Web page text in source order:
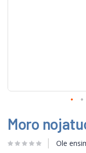
to
the
beginning
of
Moro
Ole